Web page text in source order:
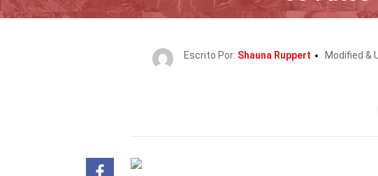
Escrito Por: Shauna Ruppert Modified &